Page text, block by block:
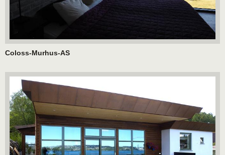
Coloss-Murhus-AS